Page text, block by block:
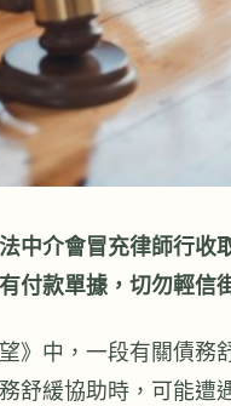
中介會冒充律師行
付款單據，切勿輕信
》中，一段有關債
舒緩協助時，可能